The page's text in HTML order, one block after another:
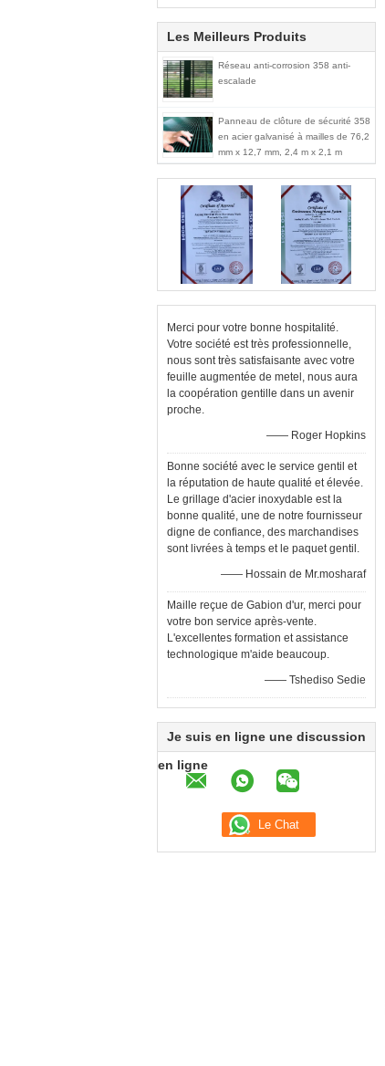
Les Meilleurs Produits
Réseau anti-corrosion 358 anti-
escalade
Panneau de clôture de sécurité 358
en acier galvanisé à mailles de 76,2
mm x 12,7 mm, 2,4 m x 2,1 m
Merci pour votre bonne hospitalité.
Votre société est très professionnelle,
nous sont très satisfaisante avec votre
feuille augmentée de metel, nous aura
la coopération gentille dans un avenir
proche.
—— Roger Hopkins
Bonne société avec le service gentil et
la réputation de haute qualité et élevée.
Le grillage d'acier inoxydable est la
bonne qualité, une de notre fournisseur
digne de confiance, des marchandises
sont livrées à temps et le paquet gentil.
—— Hossain de Mr.mosharaf
Maille reçue de Gabion d'ur, merci pour
votre bon service après-vente.
L'excellentes formation et assistance
technologique m'aide beaucoup.
—— Tshediso Sedie
Je suis en ligne une discussion
en ligne